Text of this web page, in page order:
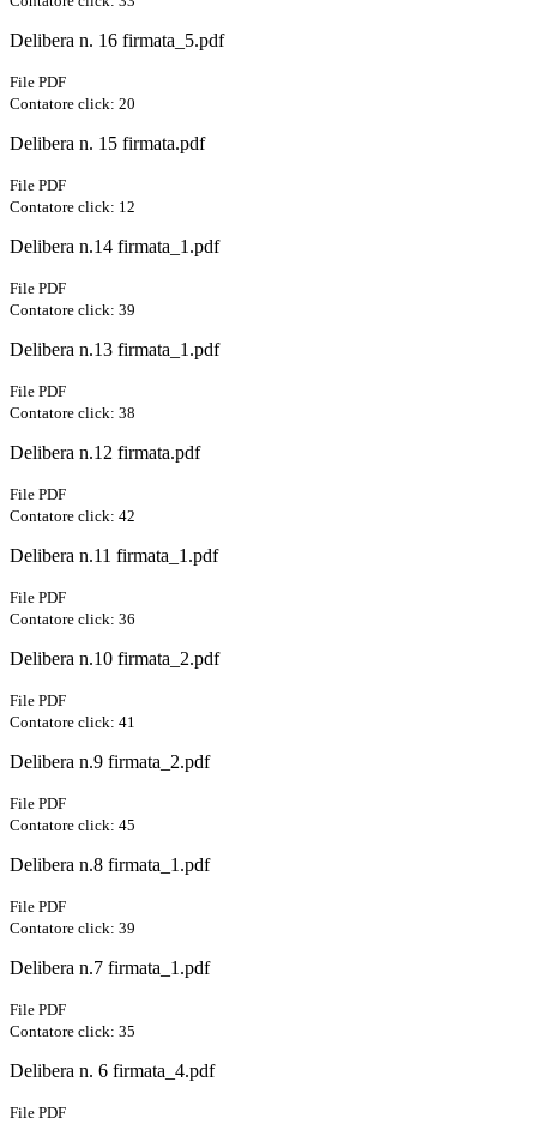
Delibera n. 16 firmata_5.pdf
File PDF
Contatore click: 20
Delibera n. 15 firmata.pdf
File PDF
Contatore click: 12
Delibera n.14 firmata_1.pdf
File PDF
Contatore click: 39
Delibera n.13 firmata_1.pdf
File PDF
Contatore click: 38
Delibera n.12 firmata.pdf
File PDF
Contatore click: 42
Delibera n.11 firmata_1.pdf
File PDF
Contatore click: 36
Delibera n.10 firmata_2.pdf
File PDF
Contatore click: 41
Delibera n.9 firmata_2.pdf
File PDF
Contatore click: 45
Delibera n.8 firmata_1.pdf
File PDF
Contatore click: 39
Delibera n.7 firmata_1.pdf
File PDF
Contatore click: 35
Delibera n. 6 firmata_4.pdf
File PDF